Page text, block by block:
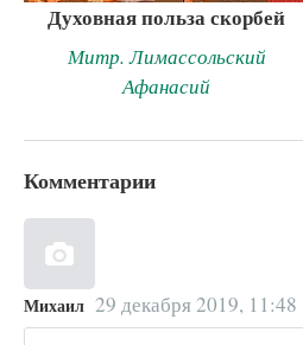
Духовная польза скорбей
Митр. Лимассольский
Афанасий
Комментарии
Михаил 29 декабря 2019, 11:48